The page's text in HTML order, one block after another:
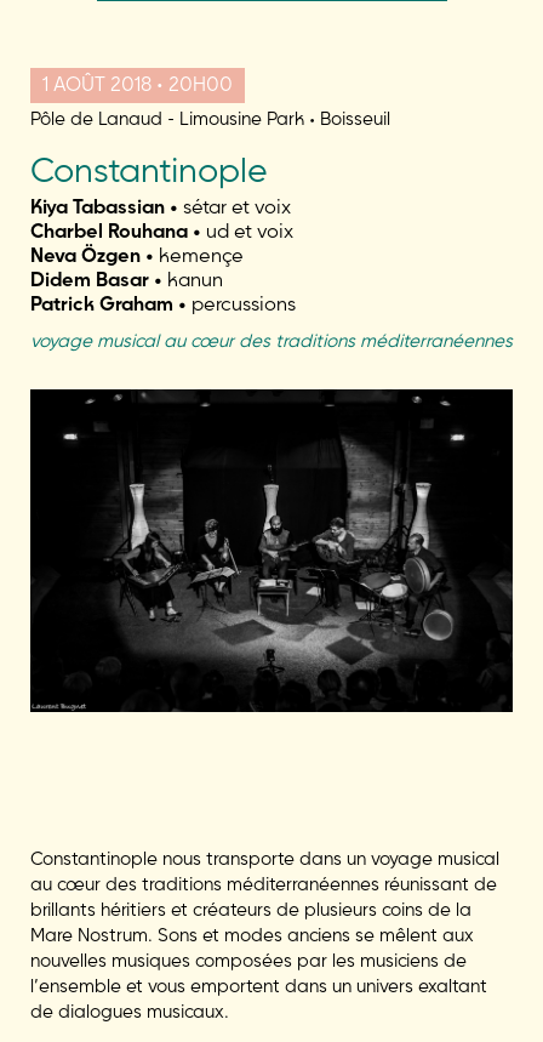
1 AOÛT 2018 • 20H00
Pôle de Lanaud - Limousine Park • Boisseuil
Constantinople
Kiya Tabassian • sétar et voix
Charbel Rouhana • ud et voix
Neva Özgen • kemençe
Didem Basar • kanun
Patrick Graham • percussions
voyage musical au cœur des traditions méditerranéennes
Constantinople nous transporte dans un voyage musical
au cœur des traditions méditerranéennes réunissant de
brillants héritiers et créateurs de plusieurs coins de la
Mare Nostrum. Sons et modes anciens se mêlent aux
nouvelles musiques composées par les musiciens de
l’ensemble et vous emportent dans un univers exaltant
de dialogues musicaux.